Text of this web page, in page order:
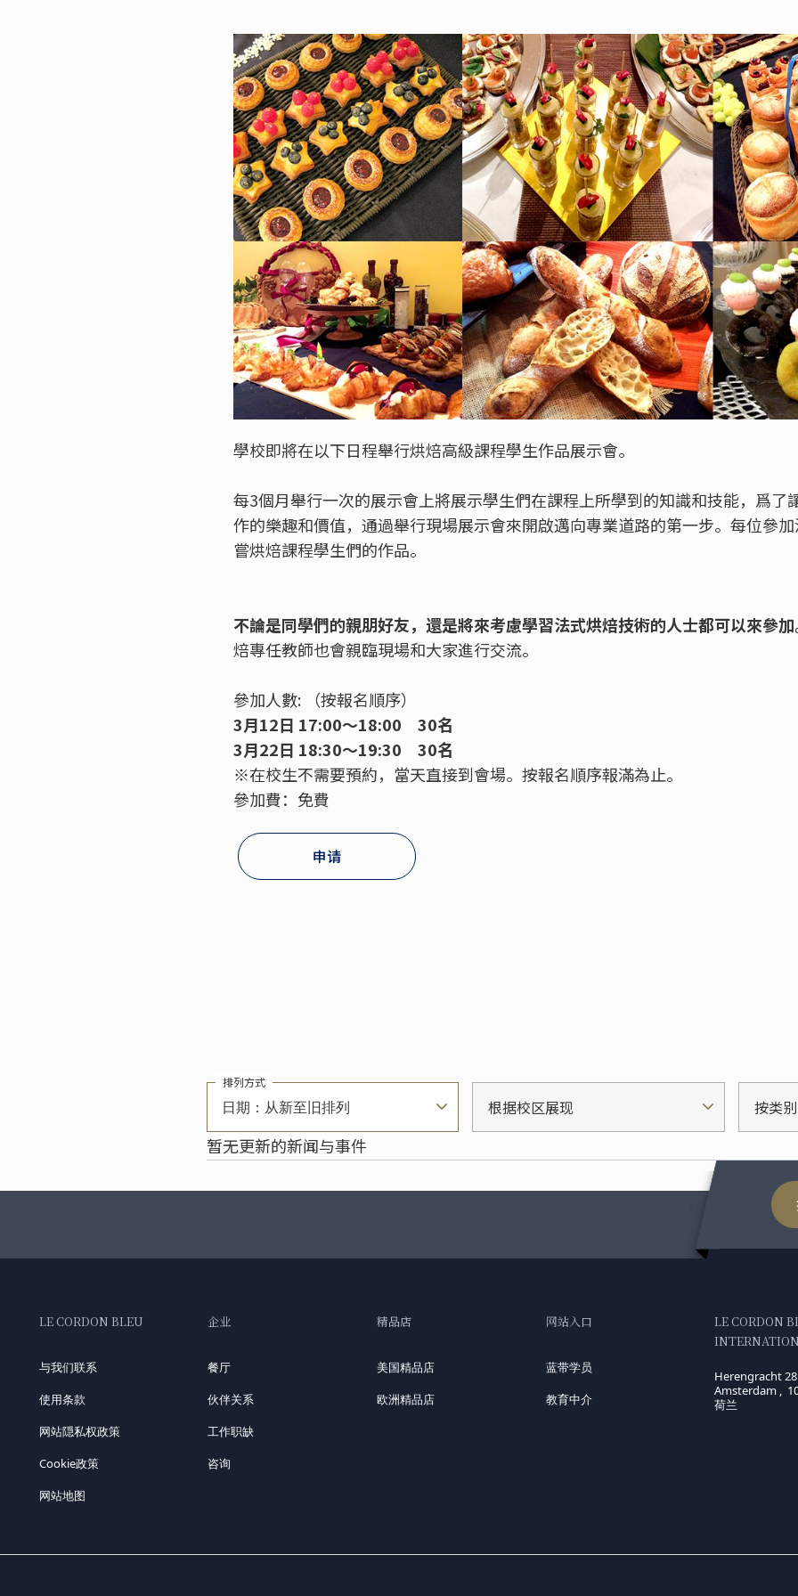
學校即將在以下日程舉行烘焙高級課程學生作品展示會。
每3個月舉行一次的展示會上將展示學生們在課程上所學到的知識和技能，爲了
作的樂趣和價值，通過舉行現場展示會來開啟邁向專業道路的第一步。每位參
嘗烘焙課程學生們的作品。
不論是同學們的親朋好友，還是將來考慮學習法式烘焙技術的人士都可以來參加
焙專任教師也會親臨現場和大家進行交流。
參加人數: （按報名順序）
3月12日 17:00～18:00 30名
3月22日 18:30～19:30 30名
※在校生不需要預約，當天直接到會場。按報名順序報滿為止。
參加費：免費
申请
日期：从新至旧排列
排列方式
根据校区展现 按类
暂无更新的新闻与事件
LE CORDON BLEU
与我们联系
使用条款
网站隠私权政策
Cookie政策
网站地图
企业
餐厅
伙伴关系
工作职缺
咨询
精品店
美国精品店
欧洲精品店
网站入口
蓝带学员
教育中介
LE CORDON
Herengracht 28
Amsterdam ,
荷兰